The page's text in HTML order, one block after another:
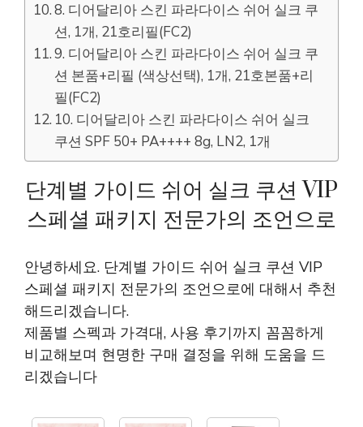
8. 디어달리아 스킨 파라다이스 쉬어 실크 쿠
션, 1개, 21호리필(FC2)
9. 디어달리아 스킨 파라다이스 쉬어 실크 쿠
션 본품+리필 (색상선택), 1개, 21호본품+리
필(FC2)
10. 디어달리아 스킨 파라다이스 쉬어 실크
쿠션 SPF 50+ PA++++ 8g, LN2, 1개
단계별 가이드 쉬어 실크 쿠션 VIP
스페셜 패키지 전문가의 조언으로
안녕하세요. 단계별 가이드 쉬어 실크 쿠션 VIP
스페셜 패키지 전문가의 조언으로에 대해서 추천
해드리겠습니다.
제품별 스펙과 가격대, 사용 후기까지 꼼꼼하게
비교해보며 현명한 구매 결정을 위해 도움을 드
리겠습니다